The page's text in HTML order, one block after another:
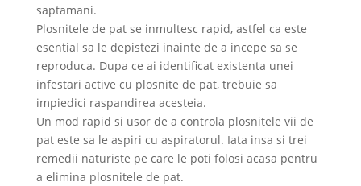
saptamani.
Plosnitele de pat se inmultesc rapid, astfel ca este
esential sa le depistezi inainte de a incepe sa se
reproduca. Dupa ce ai identificat existenta unei
infestari active cu plosnite de pat, trebuie sa
impiedici raspandirea acesteia.
Un mod rapid si usor de a controla plosnitele vii de
pat este sa le aspiri cu aspiratorul. Iata insa si trei
remedii naturiste pe care le poti folosi acasa pentru
a elimina plosnitele de pat.